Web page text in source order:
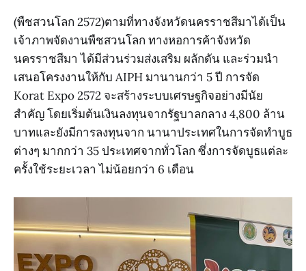
(พืชสวนโลก 2572)ตามที่ทางจังหวัดนครราชสีมาได้เป็น
เจ้าภาพจัดงานพืชสวนโลก ทางหอการค้าจังหวัด
นครราชสีมา ได้มีส่วนร่วมส่งเสริม ผลักดัน และร่วมนำ
เสนอโครงงานให้กับ AIPH มานานกว่า 5 ปี การจัด
Korat Expo 2572 จะสร้างระบบเศรษฐกิจอย่างมีนัย
สำคัญ โดยเริ่มต้นเงินลงทุนจากรัฐบาลกลาง 4,800 ล้าน
บาทและยังมีการลงทุนจาก นานาประเทศในการจัดทำบูธ
ต่างๆ มากกว่า 35 ประเทศจากทั่วโลก ซึ่งการจัดบูธแต่ละ
ครั้งใช้ระยะเวลา ไม่น้อยกว่า 6 เดือน